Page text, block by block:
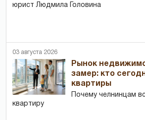
юрист Людмила Головина
03 августа 2026
Рынок
замер: кто
квартиры
Почему челнинцам
квартиру